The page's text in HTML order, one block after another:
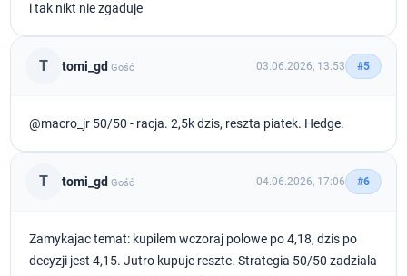
i tak nikt nie zgaduje
T tomi_gd Gość 03.06.2026, 13:53 #5
@macro_jr 50/50 - racja. 2,5k dzis, reszta piatek. Hedge.
T tomi_gd Gość 04.06.2026, 17:06 #6
Zamykajac temat: kupilem wczoraj polowe po 4,18, dzis po
decyzji jest 4,15. Jutro kupuje reszte. Strategia 50/50 zadziala